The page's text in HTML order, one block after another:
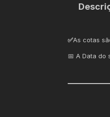
✅As cotas
📅 A Data do